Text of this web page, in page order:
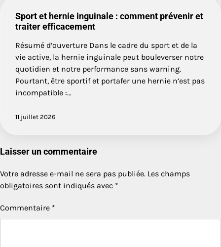
Sport et hernie inguinale : comment prévenir et
traiter efficacement
Résumé d’ouverture Dans le cadre du sport et de la
vie active, la hernie inguinale peut bouleverser notre
quotidien et notre performance sans warning.
Pourtant, être sportif et portafer une hernie n’est pas
incompatible :…
11 juillet 2026
Laisser un commentaire
Votre adresse e-mail ne sera pas publiée. Les champs
obligatoires sont indiqués avec *
Commentaire *